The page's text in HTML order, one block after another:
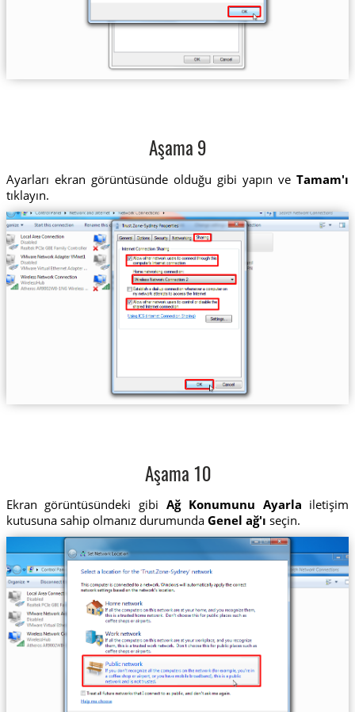
Aşama 9
Ayarları ekran görüntüsünde olduğu gibi yapın veTamam'ı
tıklayın.
Aşama 10
Ekran görüntüsündeki gibi Ağ Konumunu Ayarla iletişim
kutusuna sahip olmanız durumunda Genel ağ'ı seçin.